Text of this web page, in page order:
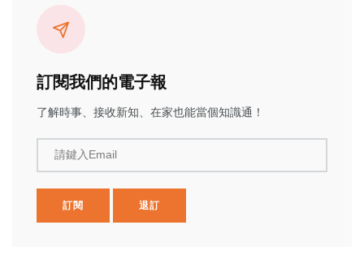
訂閱我們的電子報
了解時事、接收新知、在家也能當個知識通！
請鍵入Email
訂閱 退訂